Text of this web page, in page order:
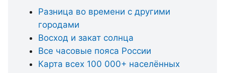
Разница во времени с другими
городами
Восход и закат солнца
Все часовые пояса России
Карта всех 100 000+ населённых